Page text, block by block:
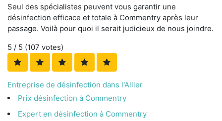
Seul des spécialistes peuvent vous garantir une
désinfection efficace et totale à Commentry après leur
passage. Voilà pour quoi il serait judicieux de nous joindre.
5 / 5 (107 votes)
Entreprise de désinfection dans l'Allier
Prix désinfection à Commentry
Expert en désinfection à Commentry